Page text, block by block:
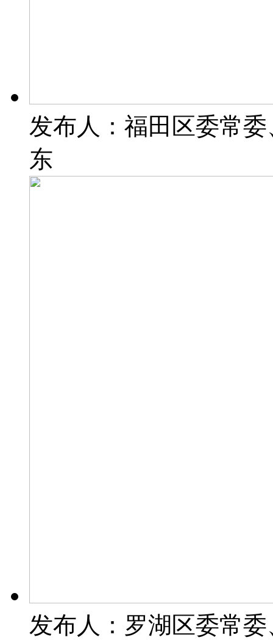
发布人：福田区委常
东
发布人：罗湖区委常